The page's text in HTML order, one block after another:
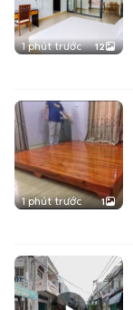
1 phút trước 12
1 phút trước 1